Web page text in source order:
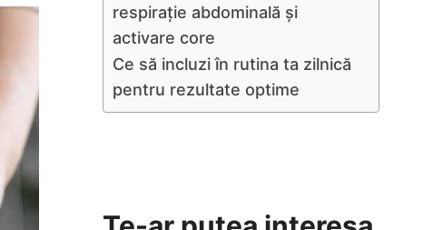
respirație abdominală și
activare core
Ce să incluzi în rutina ta zilnică
pentru rezultate optime